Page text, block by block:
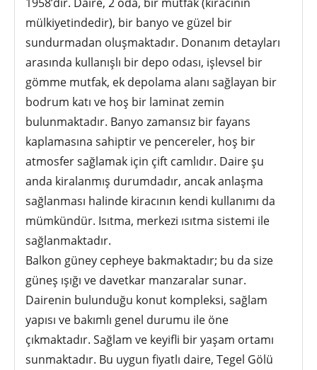
mülkiyetindedir), bir banyo ve güzel bir
sundurmadan oluşmaktadır. Donanım detayları
arasında kullanışlı bir depo odası, işlevsel bir
gömme mutfak, ek depolama alanı sağlayan bir
bodrum katı ve hoş bir laminat zemin
bulunmaktadır. Banyo zamansız bir fayans
kaplamasına sahiptir ve pencereler, hoş bir
atmosfer sağlamak için çift camlıdır. Daire şu
anda kiralanmış durumdadır, ancak anlaşma
sağlanması halinde kiracının kendi kullanımı da
mümkündür. Isıtma, merkezi ısıtma sistemi ile
sağlanmaktadır.
Balkon güney cepheye bakmaktadır; bu da size
güneş ışığı ve davetkar manzaralar sunar.
Dairenin bulunduğu konut kompleksi, sağlam
yapısı ve bakımlı genel durumu ile öne
çıkmaktadır. Sağlam ve keyifli bir yaşam ortamı
sunmaktadır. Bu uygun fiyatlı daire, Tegel Gölü